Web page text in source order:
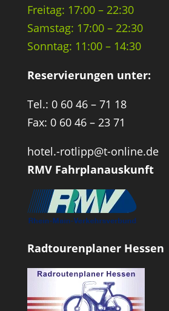
Freitag: 17:00 – 22:30
Samstag: 17:00 – 22:30
Sonntag: 11:00 – 14:30
Reservierungen unter:
Tel.: 0 60 46 – 71 18
Fax: 0 60 46 – 23 71
hotel.-rotlipp@t-online.de
RMV Fahrplanauskunft
Radtourenplaner Hessen